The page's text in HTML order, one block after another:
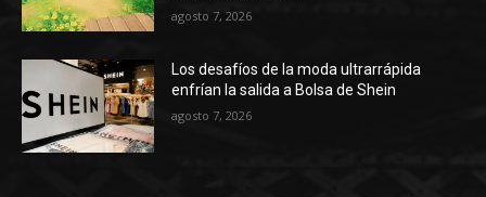
agosto 7, 2026
Los desafíos de la moda ultrarrápida
enfrían la salida a Bolsa de Shein
agosto 7, 2026